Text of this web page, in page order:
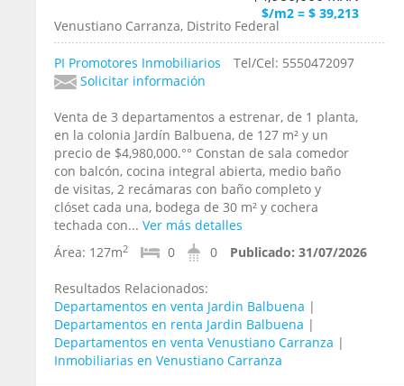
$/m2 = $ 39,213
Venustiano Carranza, Distrito Federal
PI Promotores Inmobiliarios
Tel/Cel: 5550472097
Solicitar información
Venta de 3 departamentos a estrenar, de 1 planta,
en la colonia Jardín Balbuena, de 127 m² y un
precio de $4,980,000.°° Constan de sala comedor
con balcón, cocina integral abierta, medio baño
de visitas, 2 recámaras con baño completo y
clóset cada una, bodega de 30 m² y cochera
techada con... Ver más detalles
Área: 127m2 0 0 Publicado: 31/07/2026
Resultados Relacionados:
Departamentos en venta Jardin Balbuena |
Departamentos en renta Jardin Balbuena |
Departamentos en venta Venustiano Carranza |
Inmobiliarias en Venustiano Carranza